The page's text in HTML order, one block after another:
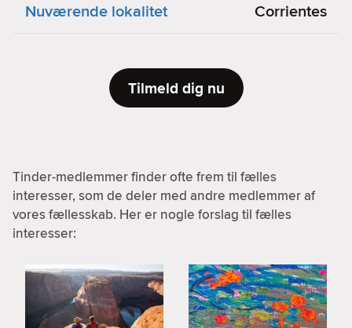
Nuværende lokalitet Corrientes
Tilmeld dig nu
Tinder-medlemmer finder ofte frem til fælles
interesser, som de deler med andre medlemmer af
vores fællesskab. Her er nogle forslag til fælles
interesser: